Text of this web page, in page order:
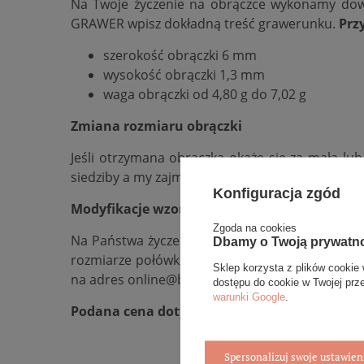
Na Twoje życzenie na obrączce wykonamy
GRAWER wpisz dokładną treść grawerunku.
szerokość obrączki 6 mm
wysokość obrączki 1,3 mm
waga obrączki od 4,80 g do 7,02 g
Zmiana rozmiaru obrączki
Jeśli otrzymana obrączka okaże się za mała
siedziby a my zajmiemy się resztą.
Modyfikacje wzoru obrączki
Na Państwa życzenie wybrany model
rozmiarze połówkowym np. 15,5, dodać lub
na adres online@bovem.com.pl lub
Podana cena dotyczy jednej sztuki.
Konfiguracja zgód
Zgoda na cookies
Dbamy o Twoją
Sklep korzysta z plików cookie
dostępu do cookie w Twojej
warunki Google
Spersonalizuj swoje